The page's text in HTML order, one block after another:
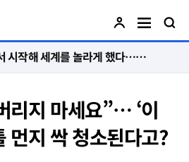
“절대 먼저 말하지 않아요. 대신 먼저 듣습니다”
리지 마세요”… ‘이
먼지 싹 청소된다고?